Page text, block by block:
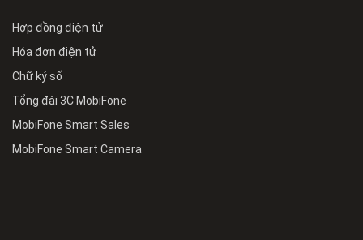
Hợp đồng điện tử
Hóa đơn điện tử
Chữ ký số
Tổng đài 3C MobiFone
MobiFone Smart Sales
MobiFone Smart Camera